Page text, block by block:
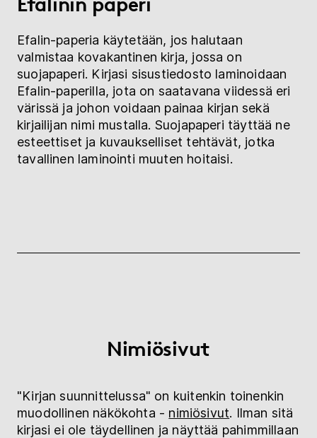
Efalin-paperia käytetään, jos halutaan
valmistaa kovakantinen kirja, jossa on
suojapaperi. Kirjasi sisustiedosto laminoidaan
Efalin-paperilla, jota on saatavana viidessä eri
värissä ja johon voidaan painaa kirjan sekä
kirjailijan nimi mustalla. Suojapaperi täyttää ne
esteettiset ja kuvaukselliset tehtävät, jotka
tavallinen laminointi muuten hoitaisi.
Nimiösivut
"Kirjan suunnittelussa" on kuitenkin toinenkin
muodollinen näkökohta - nimiösivut. Ilman sitä
kirjasi ei ole täydellinen ja näyttää pahimmillaan